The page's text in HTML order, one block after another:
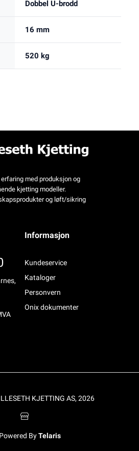
Dobbel U-brodd
16 mm
520 kg
med produksjon og
kjetting modeller.
og løft/sikring
Informasjon
Kundeservice
Kataloger
Personvern
Onix dokumenter
KJETTING AS, 2026
Powered ByTelaris